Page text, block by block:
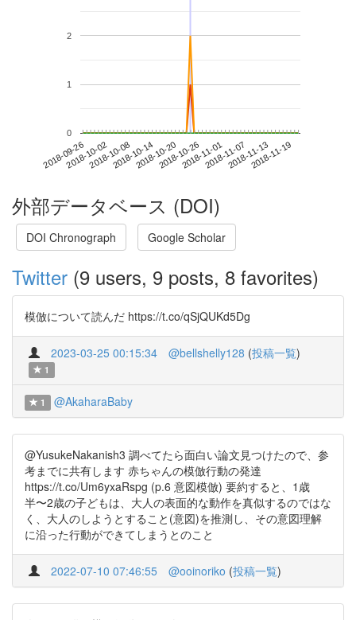
2018-09-262018-10-022018-10-082018-10-142018-10-202018-10-262018-11-012018-11-072018-11-132018-11-19
0
1
2
外部データベース (DOI)
DOI Chronograph Google Scholar
Twitter (9 users, 9 posts, 8 favorites)
模倣について読んだ https://t.co/qSjQUKd5Dg
2023-03-25 00:15:34 @bellshelly128 (投稿一覧)
1
1 @AkaharaBaby
@YusukeNakanish3 調べてたら面白い論文見つけたので、参
考までに共有します 赤ちゃんの模倣行動の発達
https://t.co/Um6yxaRspg (p.6 意図模倣) 要約すると、1歳
半〜2歳の子どもは、大人の表面的な動作を真似するのではな
く、大人のしようとすること(意図)を推測し、その意図理解
に沿った行動ができてしまうとのこと
2022-07-10 07:46:55 @ooinoriko (投稿一覧)